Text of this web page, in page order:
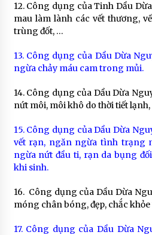
12. Công dụng của Tinh Dầu
mau làm lành các vết thương,
trùng đốt, …
13. Công dụng của Dầu Dừa
ngừa chảy máu cam trong mủi.
14. Công dụng của Dầu Dừa
nứt môi, môi khô do thời tiết
15. Công dụng của Dầu Dừa
vết rạn, ngăn ngừa tình trạng
ngừa nứt đầu ti, rạn da bụng
khi sinh.
16. Công dụng của Dầu Dừa
móng chân bóng, đẹp, chắc
17. Công dụng của Dầu Dừa